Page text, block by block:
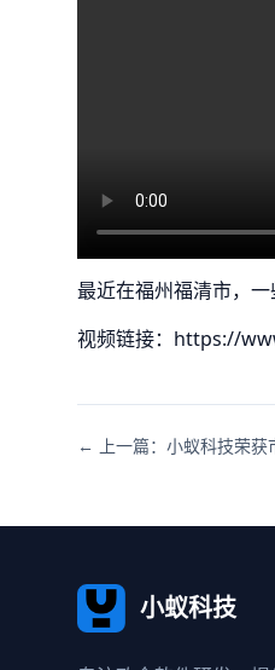
最近在福州福清市，
视频链接： https://
← 上一篇：小蚁科技荣获
小蚁科技